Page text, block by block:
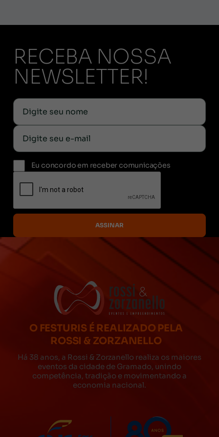
RECEBA NOSSA
NEWSLETTER!
Eu concordo em receber comunicações
O FESTURIS É REALIZADO PELA
ROSSI & ZORZANELLO
Há 38 anos, a Rossi & Zorzanello realiza os maiores
eventos da cidade de Gramado, unindo
competência, tradição e movimentando a
economia nacional.